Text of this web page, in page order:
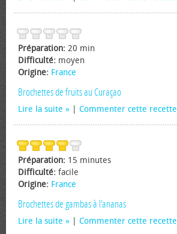
Préparation: 20 min
Difficulté: moyen
Origine: France
Brochettes de fruits au Curaçao
Lire la suite Commenter cette recette
Préparation: 15 minutes
Difficulté: facile
Origine: France
Brochettes de gambas à l'ananas
Lire la suite Commenter cette recette